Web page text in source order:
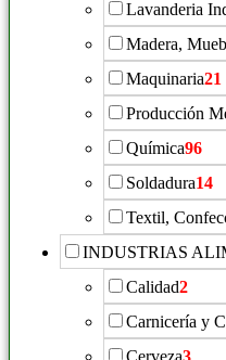
Lavanderia
Madera,
Maquinaria21
Producción
Química96
Soldadura14
Textil,
INDUSTRIAS
Calidad2
Carnicería y